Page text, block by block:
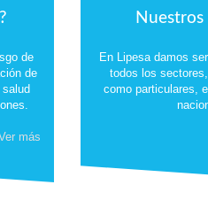
de
de
más
En Lipesa damos
todos los
como particulares,